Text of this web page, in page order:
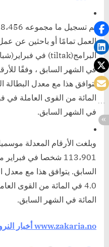
العمل تمامًا أو باحثين عن
في الشهر السابق.
وبلغت الأرقام المعدلة
السابق. يتوافق هذا مع معدل
المائة في الشهر السابق.
www.zakaria.no أخبار